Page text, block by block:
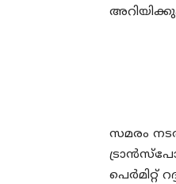
സമരം
പെര്‍മിറ്റ്